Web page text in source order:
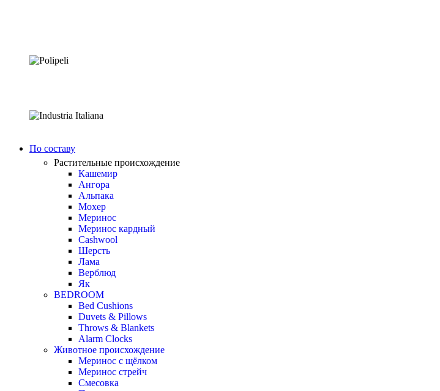
По составу
Растительные происхождение
Кашемир
Ангора
Альпака
Мохер
Меринос
Меринос кардный
Cashwool
Шерсть
Лама
Верблюд
Як
BEDROOM
Bed Cushions
Duvets & Pillows
Throws & Blankets
Alarm Clocks
Животное происхождение
Меринос с щёлком
Меринос стрейч
Смесовка